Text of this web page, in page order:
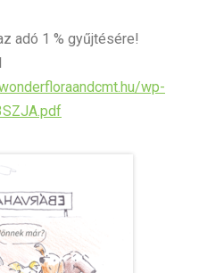
adó 1 % gyűjtésére!
wp-